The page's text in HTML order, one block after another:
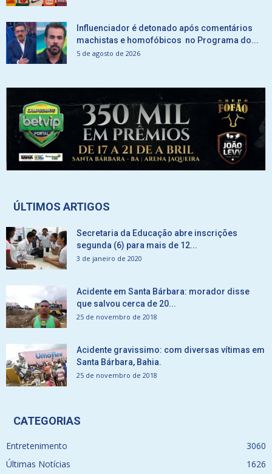
Influenciador é detonado após comentários
machistas e homofóbicos no Programa do...
5 de agosto de 2026
ÚLTIMOS ARTIGOS
Secretaria da Educação abre inscrições
segunda (6) para mais de 12...
3 de janeiro de 2020
Acidente em Santa Bárbara: morador disse
que salvou cerca de 20...
25 de novembro de 2018
Acidente gravissimo: com diversas vítimas em
Santa Bárbara, Bahia.
25 de novembro de 2018
CATEGORIAS
Entretenimento
3060
Últimas Notícias
1626